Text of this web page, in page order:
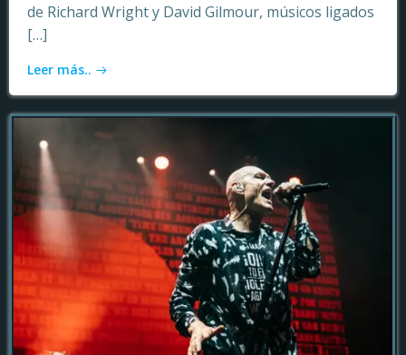
de Richard Wright y David Gilmour, músicos ligados
[…]
Leer más..